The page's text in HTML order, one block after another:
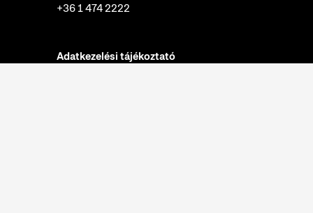
+36 1 474 2222
Adatkezelési tájékoztató